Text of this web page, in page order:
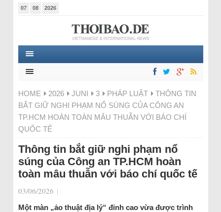
07 08 2026
HOME 2026 JUNI 3 PHÁP LUẬT
THÔNG TIN
BẮT GIỮ NGHI PHẠM NỔ SÚNG CỦA CÔNG AN
TP.HCM HOÀN TOÀN MÂU THUẪN VỚI BÁO CHÍ
QUỐC TẾ
Thông tin bắt giữ nghi phạm nổ
súng của Công an TP.HCM hoàn
toàn mâu thuẫn với báo chí quốc tế
03/06/2026 |
Một màn „ảo thuật địa lý“ đỉnh cao vừa được trình